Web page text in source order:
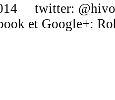
twitter:
et Google+: